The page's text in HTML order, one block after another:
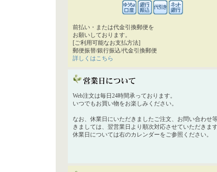
前払い・または代金引換郵便を
お願いしております。
[ご利用可能なお支払方法]
郵便振替/銀行振込/代金引換郵便
詳しくはこちら
Web注文は毎日24時間承っております。
いつでもお買い物をお楽しみください。
なお、休業日にいただきましたご注文、お問い合わせ
きましては、翌営業日より順次対応させていただきま
休業日については右のカレンダーをご参照ください。